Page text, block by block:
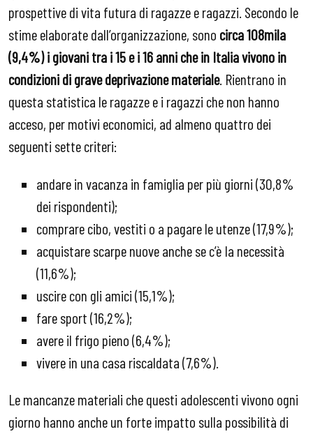
prospettive di vita futura di ragazze e ragazzi. Secondo le
stime elaborate dall’organizzazione, sono circa 108mila
(9,4%) i giovani tra i 15 e i 16 anni che in Italia vivono in
condizioni di grave deprivazione materiale. Rientrano in
questa statistica le ragazze e i ragazzi che non hanno
acceso, per motivi economici, ad almeno quattro dei
seguenti sette criteri:
andare in vacanza in famiglia per più giorni (30,8%
dei rispondenti);
comprare cibo, vestiti o a pagare le utenze (17,9%);
acquistare scarpe nuove anche se c’è la necessità
(11,6%);
uscire con gli amici (15,1%);
fare sport (16,2%);
avere il frigo pieno (6,4%);
vivere in una casa riscaldata (7,6%).
Le mancanze materiali che questi adolescenti vivono ogni
giorno hanno anche un forte impatto sulla possibilità di